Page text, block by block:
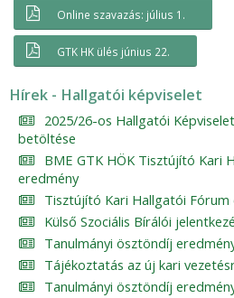
Online szavazás: július 1.
GTK HK ülés június 22.
Hírek - Hallgatói képviselet
2025/26-os Hallgatói
betöltése
BME GTK HÖK Tisztújító Kari
eredmény
Tisztújító Kari Hallgatói Fórum
Külső Szociális Bírálói
Tanulmányi ösztöndíj
Tájékoztatás az új kari
Tanulmányi ösztöndíj